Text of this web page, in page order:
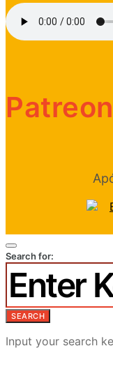
Patreon
Search for:
SEARCH
Input your search